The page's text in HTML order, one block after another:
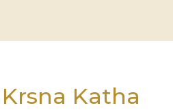
Krsna Katha